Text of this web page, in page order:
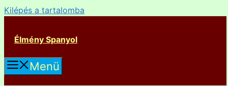
Kilépés a tartalomba
Élmény Spanyol
Menü